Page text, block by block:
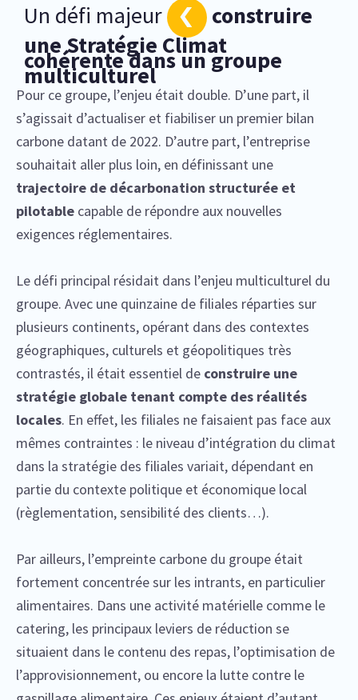
Un défi majeur
construire
une Stratégie Climat
cohérente dans un groupe
multiculturel
Pour ce groupe, l’enjeu était double. D’une part, il
s’agissait d’actualiser et fiabiliser un premier bilan
carbone datant de 2022. D’autre part, l’entreprise
souhaitait aller plus loin, en définissant une
trajectoire de décarbonation structurée et
pilotable capable de répondre aux nouvelles
exigences réglementaires.
Le défi principal résidait dans l’enjeu multiculturel du
groupe. Avec une quinzaine de filiales réparties sur
plusieurs continents, opérant dans des contextes
géographiques, culturels et géopolitiques très
contrastés, il était essentiel de construire une
stratégie globale tenant compte des réalités
locales. En effet, les filiales ne faisaient pas face aux
mêmes contraintes : le niveau d’intégration du climat
dans la stratégie des filiales variait, dépendant en
partie du contexte politique et économique local
(règlementation, sensibilité des clients…).
Par ailleurs, l’empreinte carbone du groupe était
fortement concentrée sur les intrants, en particulier
alimentaires. Dans une activité matérielle comme le
catering, les principaux leviers de réduction se
situaient dans le contenu des repas, l’optimisation de
l’approvisionnement, ou encore la lutte contre le